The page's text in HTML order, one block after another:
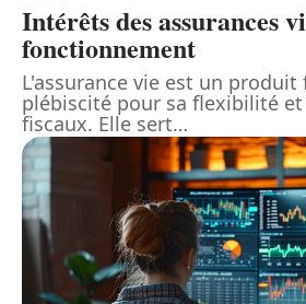
Intérêts des assurances
fonctionnement
L'assurance vie est un produit
plébiscité pour sa flexibilité et
fiscaux. Elle sert…